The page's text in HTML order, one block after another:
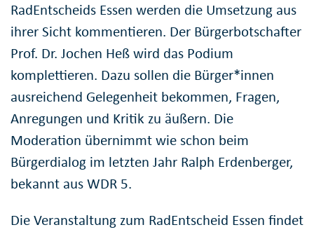
RadEntscheids Essen werden die Umsetzung aus
ihrer Sicht kommentieren. Der Bürgerbotschafter
Prof. Dr. Jochen Heß wird das Podium
komplettieren. Dazu sollen die Bürger*innen
ausreichend Gelegenheit bekommen, Fragen,
Anregungen und Kritik zu äußern. Die
Moderation übernimmt wie schon beim
Bürgerdialog im letzten Jahr Ralph Erdenberger,
bekannt aus WDR 5.
Die Veranstaltung zum RadEntscheid Essen findet